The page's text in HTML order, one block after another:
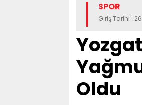
SPOR
Giriş Tarihi :
Oldu